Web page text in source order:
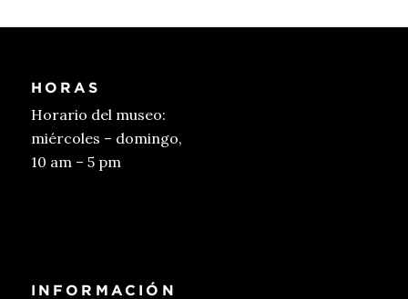
HORAS
Horario del museo:
miércoles – domingo,
10 am – 5 pm
INFORMACIÓN